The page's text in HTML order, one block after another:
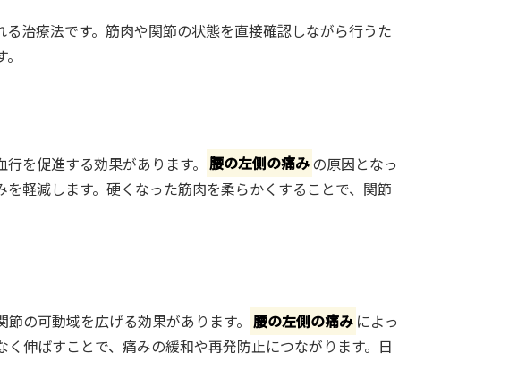
治療法です。筋肉や関節の状態を直接確認しながら行うた
を促進する効果があります。 腰の左側の痛みの原因となっ
軽減します。硬くなった筋肉を柔らかくすることで、関節
の可動域を広げる効果があります。 腰の左側の痛み によっ
伸ばすことで、痛みの緩和や再発防止につながります。日